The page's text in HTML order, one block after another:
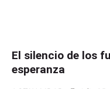
El silencio de los
esperanza